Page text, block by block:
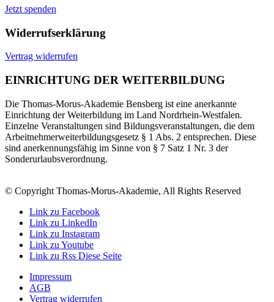
Jetzt spenden
Widerrufserklärung
Vertrag widerrufen
EINRICHTUNG DER WEITERBILDUNG
Die Thomas-Morus-Akademie Bensberg ist eine anerkannte
Einrichtung der Weiterbildung im Land Nordrhein-Westfalen.
Einzelne Veranstaltungen sind Bildungsveranstaltungen, die dem
Arbeitnehmerweiterbildungsgesetz § 1 Abs. 2 entsprechen. Diese
sind anerkennungsfähig im Sinne von § 7 Satz 1 Nr. 3 der
Sonderurlaubsverordnung.
© Copyright Thomas-Morus-Akademie, All Rights Reserved
Link zu Facebook
Link zu LinkedIn
Link zu Instagram
Link zu Youtube
Link zu Rss Diese Seite
Impressum
AGB
Vertrag widerrufen